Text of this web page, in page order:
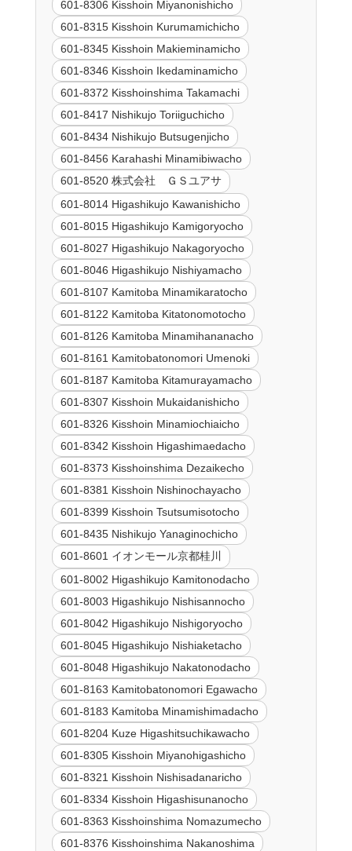
601-8306 Kisshoin Miyanonishicho
601-8315 Kisshoin Kurumamichicho
601-8345 Kisshoin Makieminamicho
601-8346 Kisshoin Ikedaminamicho
601-8372 Kisshoinshima Takamachi
601-8417 Nishikujo Toriiguchicho
601-8434 Nishikujo Butsugenjicho
601-8456 Karahashi Minamibiwacho
601-8520 株式会社 ＧＳユアサ
601-8014 Higashikujo Kawanishicho
601-8015 Higashikujo Kamigoryocho
601-8027 Higashikujo Nakagoryocho
601-8046 Higashikujo Nishiyamacho
601-8107 Kamitoba Minamikaratocho
601-8122 Kamitoba Kitatonomotocho
601-8126 Kamitoba Minamihananacho
601-8161 Kamitobatonomori Umenoki
601-8187 Kamitoba Kitamurayamacho
601-8307 Kisshoin Mukaidanishicho
601-8326 Kisshoin Minamiochiaicho
601-8342 Kisshoin Higashimaedacho
601-8373 Kisshoinshima Dezaikecho
601-8381 Kisshoin Nishinochayacho
601-8399 Kisshoin Tsutsumisotocho
601-8435 Nishikujo Yanaginochicho
601-8601 イオンモール京都桂川
601-8002 Higashikujo Kamitonodacho
601-8003 Higashikujo Nishisannocho
601-8042 Higashikujo Nishigoryocho
601-8045 Higashikujo Nishiaketacho
601-8048 Higashikujo Nakatonodacho
601-8163 Kamitobatonomori Egawacho
601-8183 Kamitoba Minamishimadacho
601-8204 Kuze Higashitsuchikawacho
601-8305 Kisshoin Miyanohigashicho
601-8321 Kisshoin Nishisadanaricho
601-8334 Kisshoin Higashisunanocho
601-8363 Kisshoinshima Nomazumecho
601-8376 Kisshoinshima Nakanoshima